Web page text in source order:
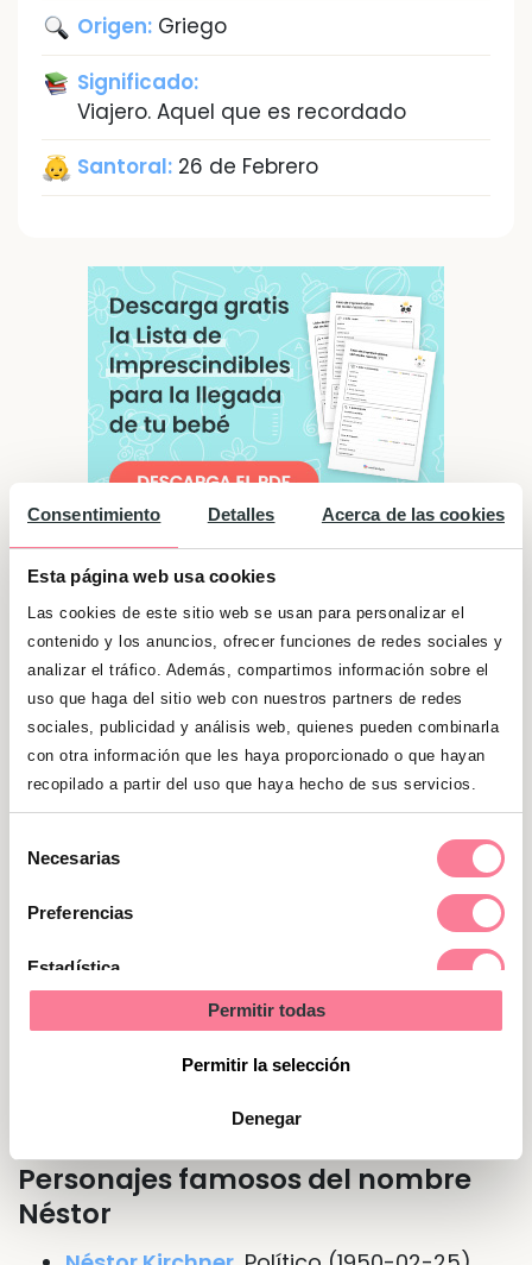
Consentimiento Detalles Acerca de las cookies
Esta página web usa cookies
Las cookies de este sitio web se usan para personalizar el
contenido y los anuncios, ofrecer funciones de redes sociales y
analizar el tráfico. Además, compartimos información sobre el
uso que haga del sitio web con nuestros partners de redes
sociales, publicidad y análisis web, quienes pueden combinarla
con otra información que les haya proporcionado o que hayan
recopilado a partir del uso que haya hecho de sus servicios.
Necesarias
Preferencias
Estadística
Permitir todas
Permitir la selección
Denegar
Origen: Griego
Significado:
Viajero. Aquel que es recordado
Santoral: 26 de Febrero
Significado de "Néstor"
Los Néstor suelen dar mucha importancia a
las amistades, esto hace que la lealtad y la
confianza se encuentren entre los valores a
los que dan más importancia. Por eso, suelen
preferir esperar un poco antes de confiar en
la gente y considerarlos buenos amigos. Les
gusta marcarse nuevos retos casi cada día.
Dan mucha importancia a las cosas sencillas,
como pasar tiempo con la familia.
Nombre de Néstor en otras
lenguas o idiomas
Personajes famosos del nombre
Néstor